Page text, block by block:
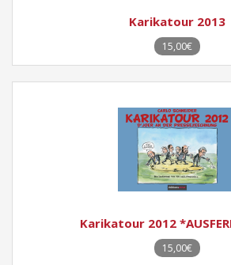
Karikatour 2013
15,00€
Karikatour 2012
15,00€